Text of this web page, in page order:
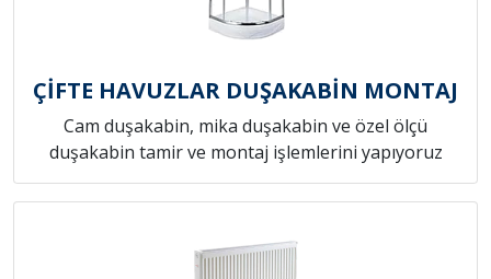
ÇİFTE HAVUZLAR DUŞAKABİN MONTAJ
Cam duşakabin, mika duşakabin ve özel ölçü
duşakabin tamir ve montaj işlemlerini yapıyoruz